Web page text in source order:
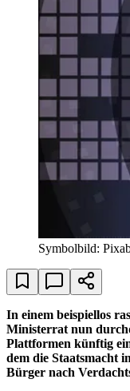
Symbolbild:
In einem beispiellos
Ministerrat nun
Plattformen künftig
dem die Staatsmacht
Bürger nach